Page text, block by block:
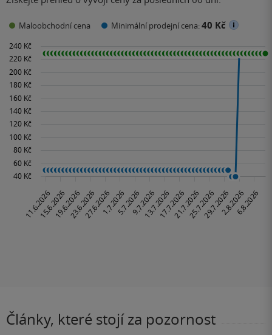
Maloobchodní cena Minimální prodejní cena:40 Kč
Články, které stojí za pozornost